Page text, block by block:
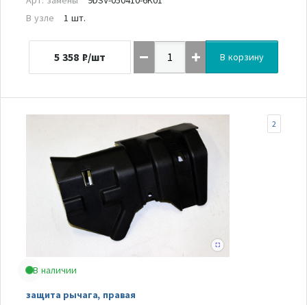
В узле
1 шт.
5 358 ₽/шт В корзину
В наличии
защита рычага, правая
2